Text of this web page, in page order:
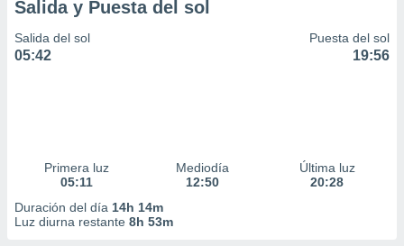
Salida y Puesta del sol
Salida del sol
05:42
Puesta del sol
19:56
Primera luz
05:11
Mediodía
12:50
Última luz
20:28
Duración del día 14h 14m
Luz diurna restante 8h 53m